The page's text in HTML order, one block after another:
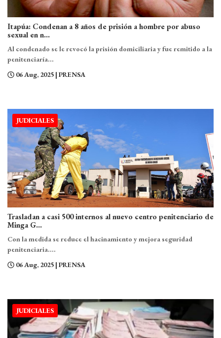
Itapúa: Condenan a 8 años de prisión a hombre por abuso
sexual en n...
Al condenado se le revocó la prisión domiciliaria y fue remitido a la
penitenciaría...
06 Aug, 2025 | PRENSA
JUDICIALES
Trasladan a casi 500 internos al nuevo centro penitenciario de
Minga G...
Con la medida se reduce el hacinamiento y mejora seguridad
penitenciaria....
06 Aug, 2025 | PRENSA
JUDICIALES